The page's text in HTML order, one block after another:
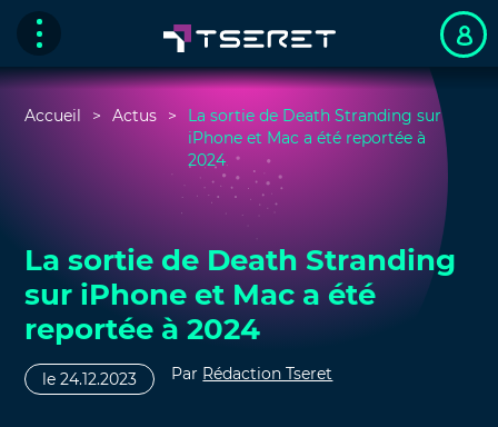
Accueil Actus
La sortie de Death Stranding sur
iPhone et Mac a été reportée à
2024
La sortie de Death Stranding
sur iPhone et Mac a été
reportée à 2024
le 24.12.2023 Par Rédaction Tseret